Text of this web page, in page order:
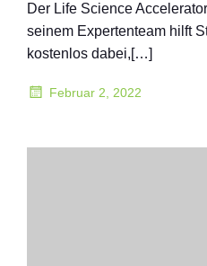
Der Life Science
seinem Expertenteam hilft
kostenlos dabei,[…]
Februar 2, 2022